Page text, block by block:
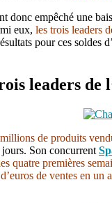
empêché une
eux, les trois leaders
pour ces soldes
leaders de
de produits
Son concurrent
quatre premières
de ventes en un